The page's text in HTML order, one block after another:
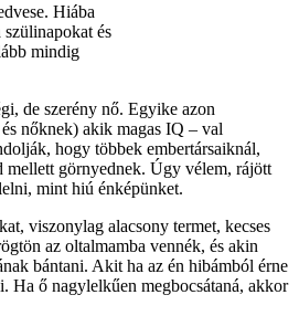
Hiába
és
mindig
de szerény nő. Egyike azon
nőknek) akik magas IQ – val
hogy többek embertársaiknál,
mellett görnyednek. Úgy vélem, rájött
mint hiú énképünket.
viszonylag alacsony termet, kecses
az oltalmamba vennék, és akin
bántani. Akit ha az én hibámból érne
Ha ő nagylelkűen megbocsátaná, akkor